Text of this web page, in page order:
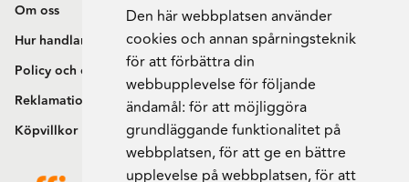
Den här webbplatsen använder
cookies och annan spårningsteknik
för att förbättra din
webbupplevelse för följande
ändamål: för att möjliggöra
grundläggande funktionalitet på
webbplatsen,för att ge en bättre
upplevelse på webbplatsen,för att
Om oss
Hur handlar jag?
Policy och cookies
Reklamation och retur
Köpvillkor